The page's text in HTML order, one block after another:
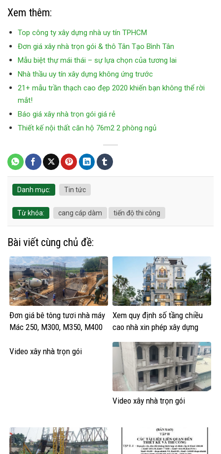
Xem thêm:
Top công ty xây dựng nhà uy tín TPHCM
Đơn giá xây nhà trọn gói & thô Tân Tạo Bình Tân
Mẫu biệt thự mái thái – sự lựa chọn của tương lai
Nhà thầu uy tín xây dựng không ứng trước
21+ mẫu trần thạch cao đẹp 2020 khiến bạn không thể rời
mắt!
Báo giá xây nhà trọn gói giá rẻ
Thiết kế nội thất căn hộ 76m2 2 phòng ngủ
Danh mục: Tin tức
Từ khóa: cang cáp dàm tiến độ thi công
Bài viết cùng chủ đề:
Đơn giá bê tông tươi nhà máy
Mác 250, M300, M350, M400
Xem quy định số tầng chiều
cao nhà xin phép xây dựng
Video xây nhà trọn gói
Video xây nhà trọn gói